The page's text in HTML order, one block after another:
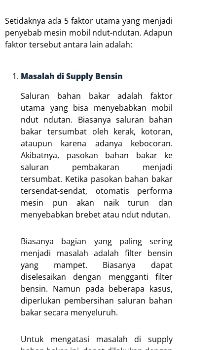
Setidaknya ada 5 faktor utama yang menjadi
penyebab mesin mobil ndut-ndutan. Adapun
faktor tersebut antara lain adalah:
Masalah di Supply Bensin
Saluran bahan bakar adalah faktor
utama yang bisa menyebabkan mobil
ndut ndutan. Biasanya saluran bahan
bakar tersumbat oleh kerak, kotoran,
ataupun karena adanya kebocoran.
Akibatnya, pasokan bahan bakar ke
saluran pembakaran menjadi
tersumbat. Ketika pasokan bahan bakar
tersendat-sendat, otomatis performa
mesin pun akan naik turun dan
menyebabkan brebet atau ndut ndutan.
Biasanya bagian yang paling sering
menjadi masalah adalah filter bensin
yang mampet. Biasanya dapat
diselesaikan dengan mengganti filter
bensin. Namun pada beberapa kasus,
diperlukan pembersihan saluran bahan
bakar secara menyeluruh.
Untuk mengatasi masalah di supply